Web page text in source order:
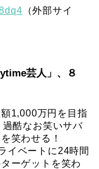
（外部サイ
芸人」、８
1,000万円を目指
酷なお笑いサバ
笑わせる！
イベートに24時間
ーゲットを笑わ